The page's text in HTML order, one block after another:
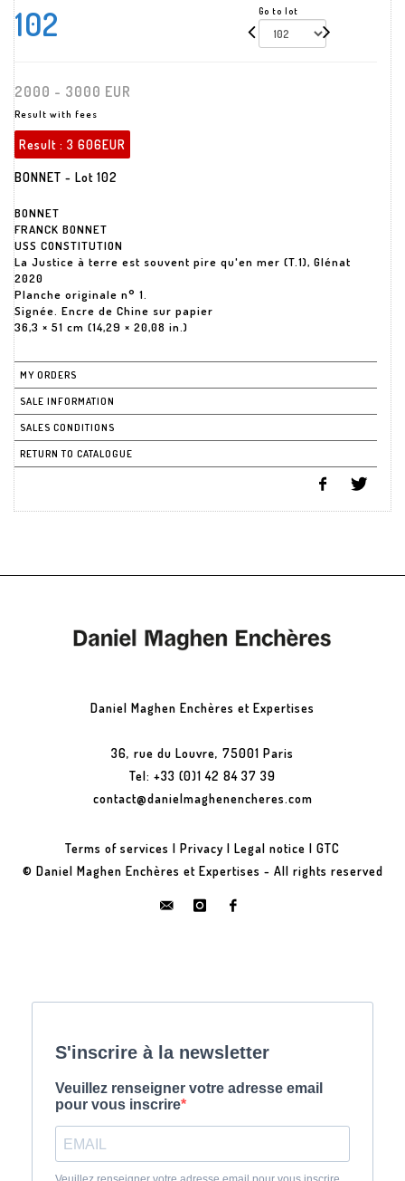
102 Go to lot
2000 - 3000 EUR
Result with fees
Result : 3 606EUR
BONNET - Lot 102
BONNET
FRANCK BONNET
USS CONSTITUTION
La Justice à terre est souvent pire qu'en mer (T.1), Glénat
2020
Planche originale n° 1.
Signée. Encre de Chine sur papier
36,3 × 51 cm (14,29 × 20,08 in.)
MY ORDERS
SALE INFORMATION
SALES CONDITIONS
RETURN TO CATALOGUE
Daniel Maghen Enchères et Expertises
36, rue du Louvre, 75001 Paris
Tel: +33 (0)1 42 84 37 39
contact@danielmaghenencheres.com
Terms of services | Privacy | Legal notice | GTC
© Daniel Maghen Enchères et Expertises - All rights reserved